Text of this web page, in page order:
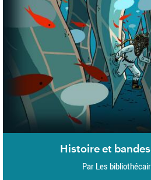
Histoire et
Par Les